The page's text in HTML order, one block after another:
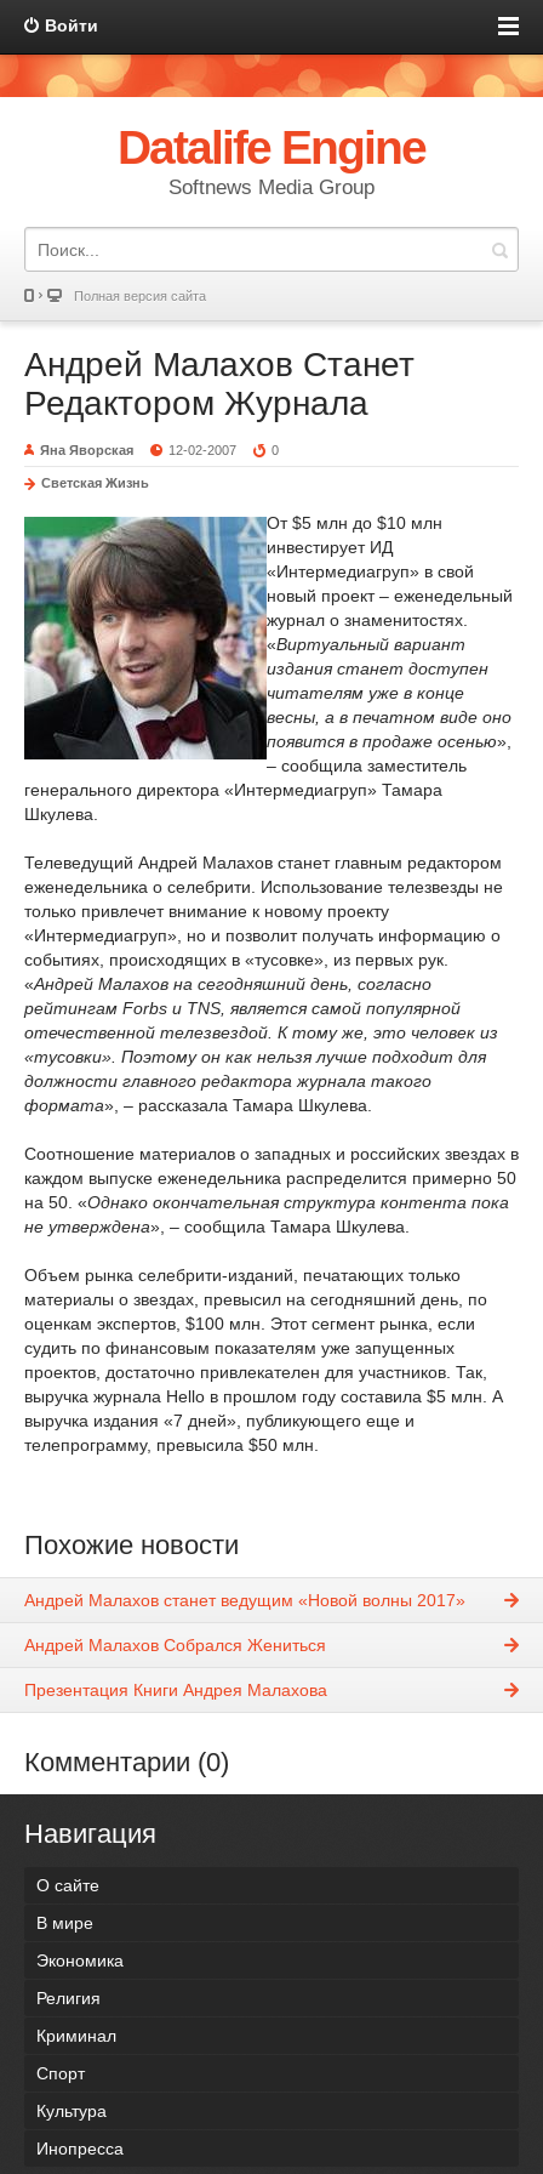
Войти
Datalife Engine
Softnews Media Group
Полная версия сайта
Андрей Малахов Станет
Редактором Журнала
Яна Яворская 12-02-2007 0
Светская Жизнь
От $5 млн до $10 млн
инвестирует ИД
«Интермедиагруп» в свой
новый проект – еженедельный
журнал о знаменитостях.
«Виртуальный вариант
издания станет доступен
читателям уже в конце
весны, а в печатном виде оно
появится в продаже осенью»,
– сообщила заместитель
генерального директора «Интермедиагруп» Тамара
Шкулева.
Телеведущий Андрей Малахов станет главным редактором
еженедельника о селебрити. Использование телезвезды не
только привлечет внимание к новому проекту
«Интермедиагруп», но и позволит получать информацию о
событиях, происходящих в «тусовке», из первых рук.
«Андрей Малахов на cегодняшний день, согласно
рейтингам Forbs и TNS, является самой популярной
отечественной телезвездой. К тому же, это человек из
«тусовки». Поэтому он как нельзя лучше подходит для
должности главного редактора журнала такого
формата», – рассказала Тамара Шкулева.
Соотношение материалов о западных и российских звездах в
каждом выпуске еженедельника распределится примерно 50
на 50. «Однако окончательная структура контента пока
не утверждена», – сообщила Тамара Шкулева.
Объем рынка селебрити-изданий, печатающих только
материалы о звездах, превысил на сегодняшний день, по
оценкам экспертов, $100 млн. Этот сегмент рынка, если
судить по финансовым показателям уже запущенных
проектов, достаточно привлекателен для участников. Так,
выручка журнала Hello в прошлом году составила $5 млн. А
выручка издания «7 дней», публикующего еще и
телепрограмму, превысила $50 млн.
Похожие новости
Андрей Малахов станет ведущим «Новой волны 2017»
Андрей Малахов Собрался Жениться
Презентация Книги Андрея Малахова
Комментарии (0)
Навигация
О сайте
В мире
Экономика
Религия
Криминал
Спорт
Культура
Инопресса